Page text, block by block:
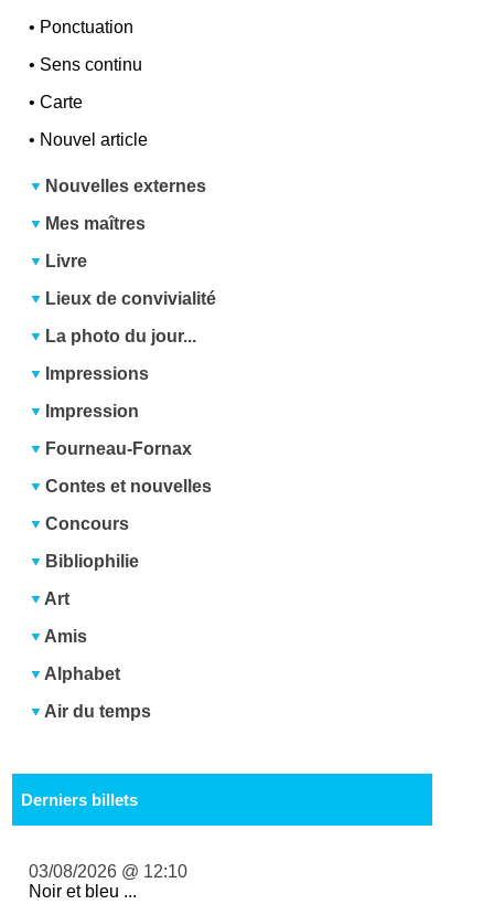
• Ponctuation
• Sens continu
•Carte
• Nouvel article
Nouvelles externes
Mes maîtres
Livre
Lieux de convivialité
La photo du jour...
Impressions
Impression
Fourneau-Fornax
Contes et nouvelles
Concours
Bibliophilie
Art
Amis
Alphabet
Air du temps
Derniers billets
03/08/2026 @ 12:10
Noir et bleu ...